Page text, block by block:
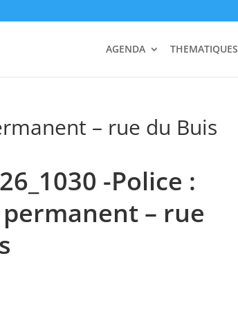
AGENDA THEMATIQUES
– rue du Buis
-Police :
– rue